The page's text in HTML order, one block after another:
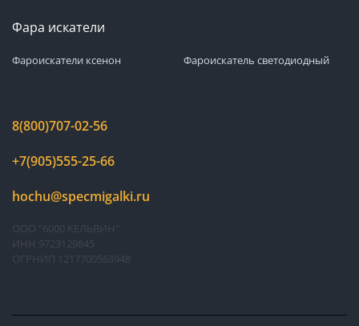
Фара искатели
Фароискатели ксенон Фароискатель светодиодный
8(800)707-02-56
+7(905)555-25-66
hochu@specmigalki.ru
ООО "6000 КЕЛЬВИН"
ИНН 9723129845
ОГРНИП 1217700563948